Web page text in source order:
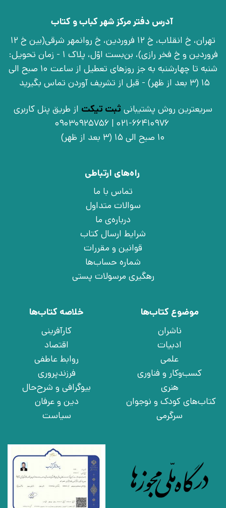
آدرس دفتر مرکز شهر کباب و کتاب
تهران، خ انقلاب، خ 12 فروردین، خ روانمهر شرقی(بین خ 12
فروردین و خ فخر رازی)، بن‌بست اوّل، پلاک 1 - زمان تحویل:
شنبه تا چهارشنبه به جز روزهای تعطیل از ساعت 10 صبح الی
15 (3 بعد از ظهر) - قبل از تشریف آوردن تماس بگیرید
سریعترین روش پشتیبانی ثبت تیکت از طریق پنل کاربری
021-66410976 | 09030925756
10 صبح الی 15 (3 بعد از ظهر)
راه‌های ارتباطی
تماس با ما
سوالات متداول
درباره‌ی ما
شرایط ارسال کتاب
قوانین و مقررات
شماره حساب‌ها
رهگیری مرسولات پستی
موضوع کتاب‌ها
ناشران
ادبیات
علمی
کسب‌وکار و فناوری
هنری
کتاب‌های کودک و نوجوان
سرگرمی
خلاصه کتاب‌ها
کارآفرینی
اقتصاد
روابط عاطفی
فرزندپروری
بیوگرافی و شرح‌حال
دین و عرفان
سیاست